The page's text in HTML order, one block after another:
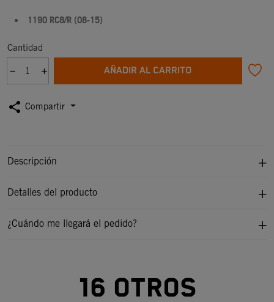
1190 RC8/R (08-15)
Cantidad
AÑADIR AL CARRITO
share Compartir
Descripción
Detalles del producto
¿Cuándo me llegará el pedido?
16 otros